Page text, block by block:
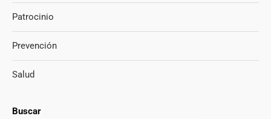
Buscar
Patrocinio
Prevención
Salud